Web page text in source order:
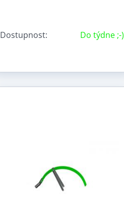
Dostupnost: Do týdne ;-)